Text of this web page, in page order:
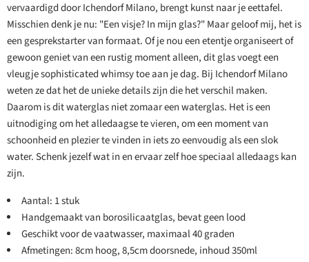
vervaardigd door Ichendorf Milano, brengt kunst naar je eettafel.
Misschien denk je nu: "Een visje? In mijn glas?" Maar geloof mij, het is
een gesprekstarter van formaat. Of je nou een etentje organiseert of
gewoon geniet van een rustig moment alleen, dit glas voegt een
vleugje sophisticated whimsy toe aan je dag. Bij Ichendorf Milano
weten ze dat het de unieke details zijn die het verschil maken.
Daarom is dit waterglas niet zomaar een waterglas. Het is een
uitnodiging om het alledaagse te vieren, om een moment van
schoonheid en plezier te vinden in iets zo eenvoudig als een slok
water. Schenk jezelf wat in en ervaar zelf hoe speciaal alledaags kan
zijn.
Aantal: 1 stuk
Handgemaakt van borosilicaatglas, bevat geen lood
Geschikt voor de vaatwasser, maximaal 40 graden
Afmetingen: 8cm hoog, 8,5cm doorsnede, inhoud 350ml